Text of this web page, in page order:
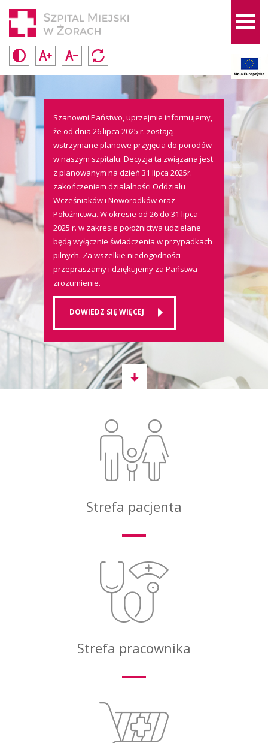
Szanowni Państwo, uprzejmie informujemy,
że od dnia 26 lipca 2025 r. zostają
wstrzymane planowe przyjęcia do porodów
w naszym szpitalu. Decyzja ta związana jest
z planowanym na dzień 31 lipca 2025r.
zakończeniem działalności Oddziału
Wcześniaków i Noworodków oraz
Położnictwa. W okresie od 26 do 31 lipca
2025 r. w zakresie położnictwa udzielane
będą wyłącznie świadczenia w przypadkach
pilnych. Za wszelkie niedogodności
przepraszamy i dziękujemy za Państwa
zrozumienie.
DOWIEDZ SIĘ WIĘCEJ
Strefa pacjenta
Strefa pracownika